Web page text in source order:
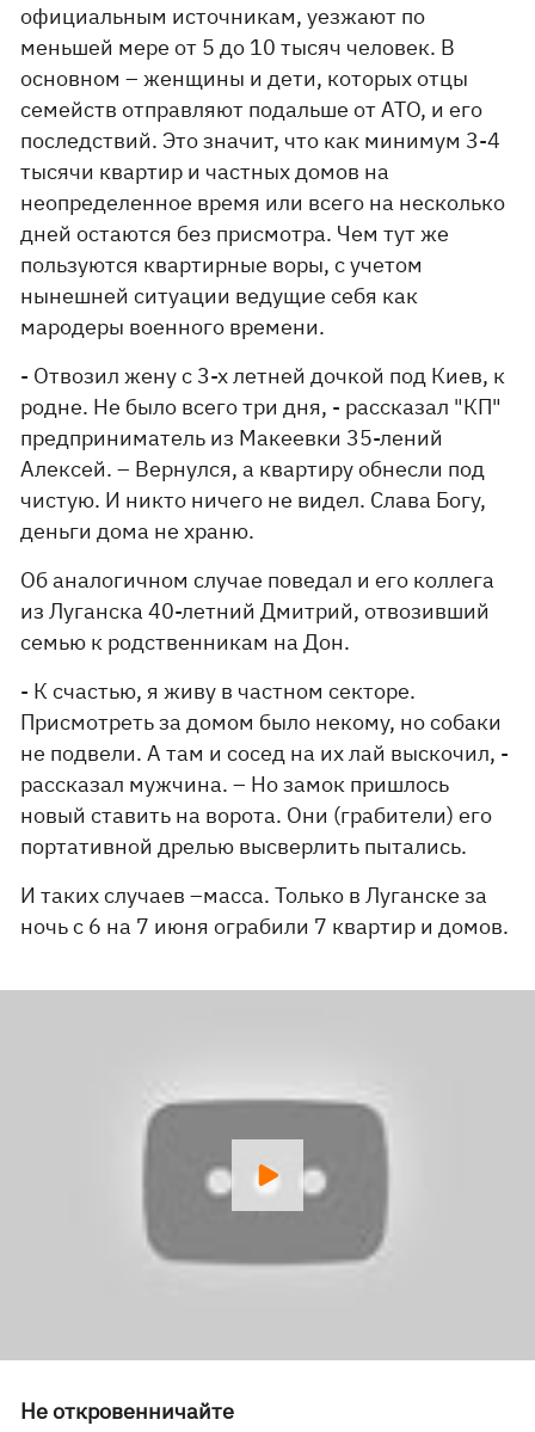
официальным источникам, уезжают по
меньшей мере от 5 до 10 тысяч человек. В
основном – женщины и дети, которых отцы
семейств отправляют подальше от АТО, и его
последствий. Это значит, что как минимум 3-4
тысячи квартир и частных домов на
неопределенное время или всего на несколько
дней остаются без присмотра. Чем тут же
пользуются квартирные воры, с учетом
нынешней ситуации ведущие себя как
мародеры военного времени.
- Отвозил жену с 3-х летней дочкой под Киев, к
родне. Не было всего три дня, - рассказал "КП"
предприниматель из Макеевки 35-лений
Алексей. – Вернулся, а квартиру обнесли под
чистую. И никто ничего не видел. Слава Богу,
деньги дома не храню.
Об аналогичном случае поведал и его коллега
из Луганска 40-летний Дмитрий, отвозивший
семью к родственникам на Дон.
- К счастью, я живу в частном секторе.
Присмотреть за домом было некому, но собаки
не подвели. А там и сосед на их лай выскочил, -
рассказал мужчина. – Но замок пришлось
новый ставить на ворота. Они (грабители) его
портативной дрелью высверлить пытались.
И таких случаев –масса. Только в Луганске за
ночь с 6 на 7 июня ограбили 7 квартир и домов.
Не откровенничайте